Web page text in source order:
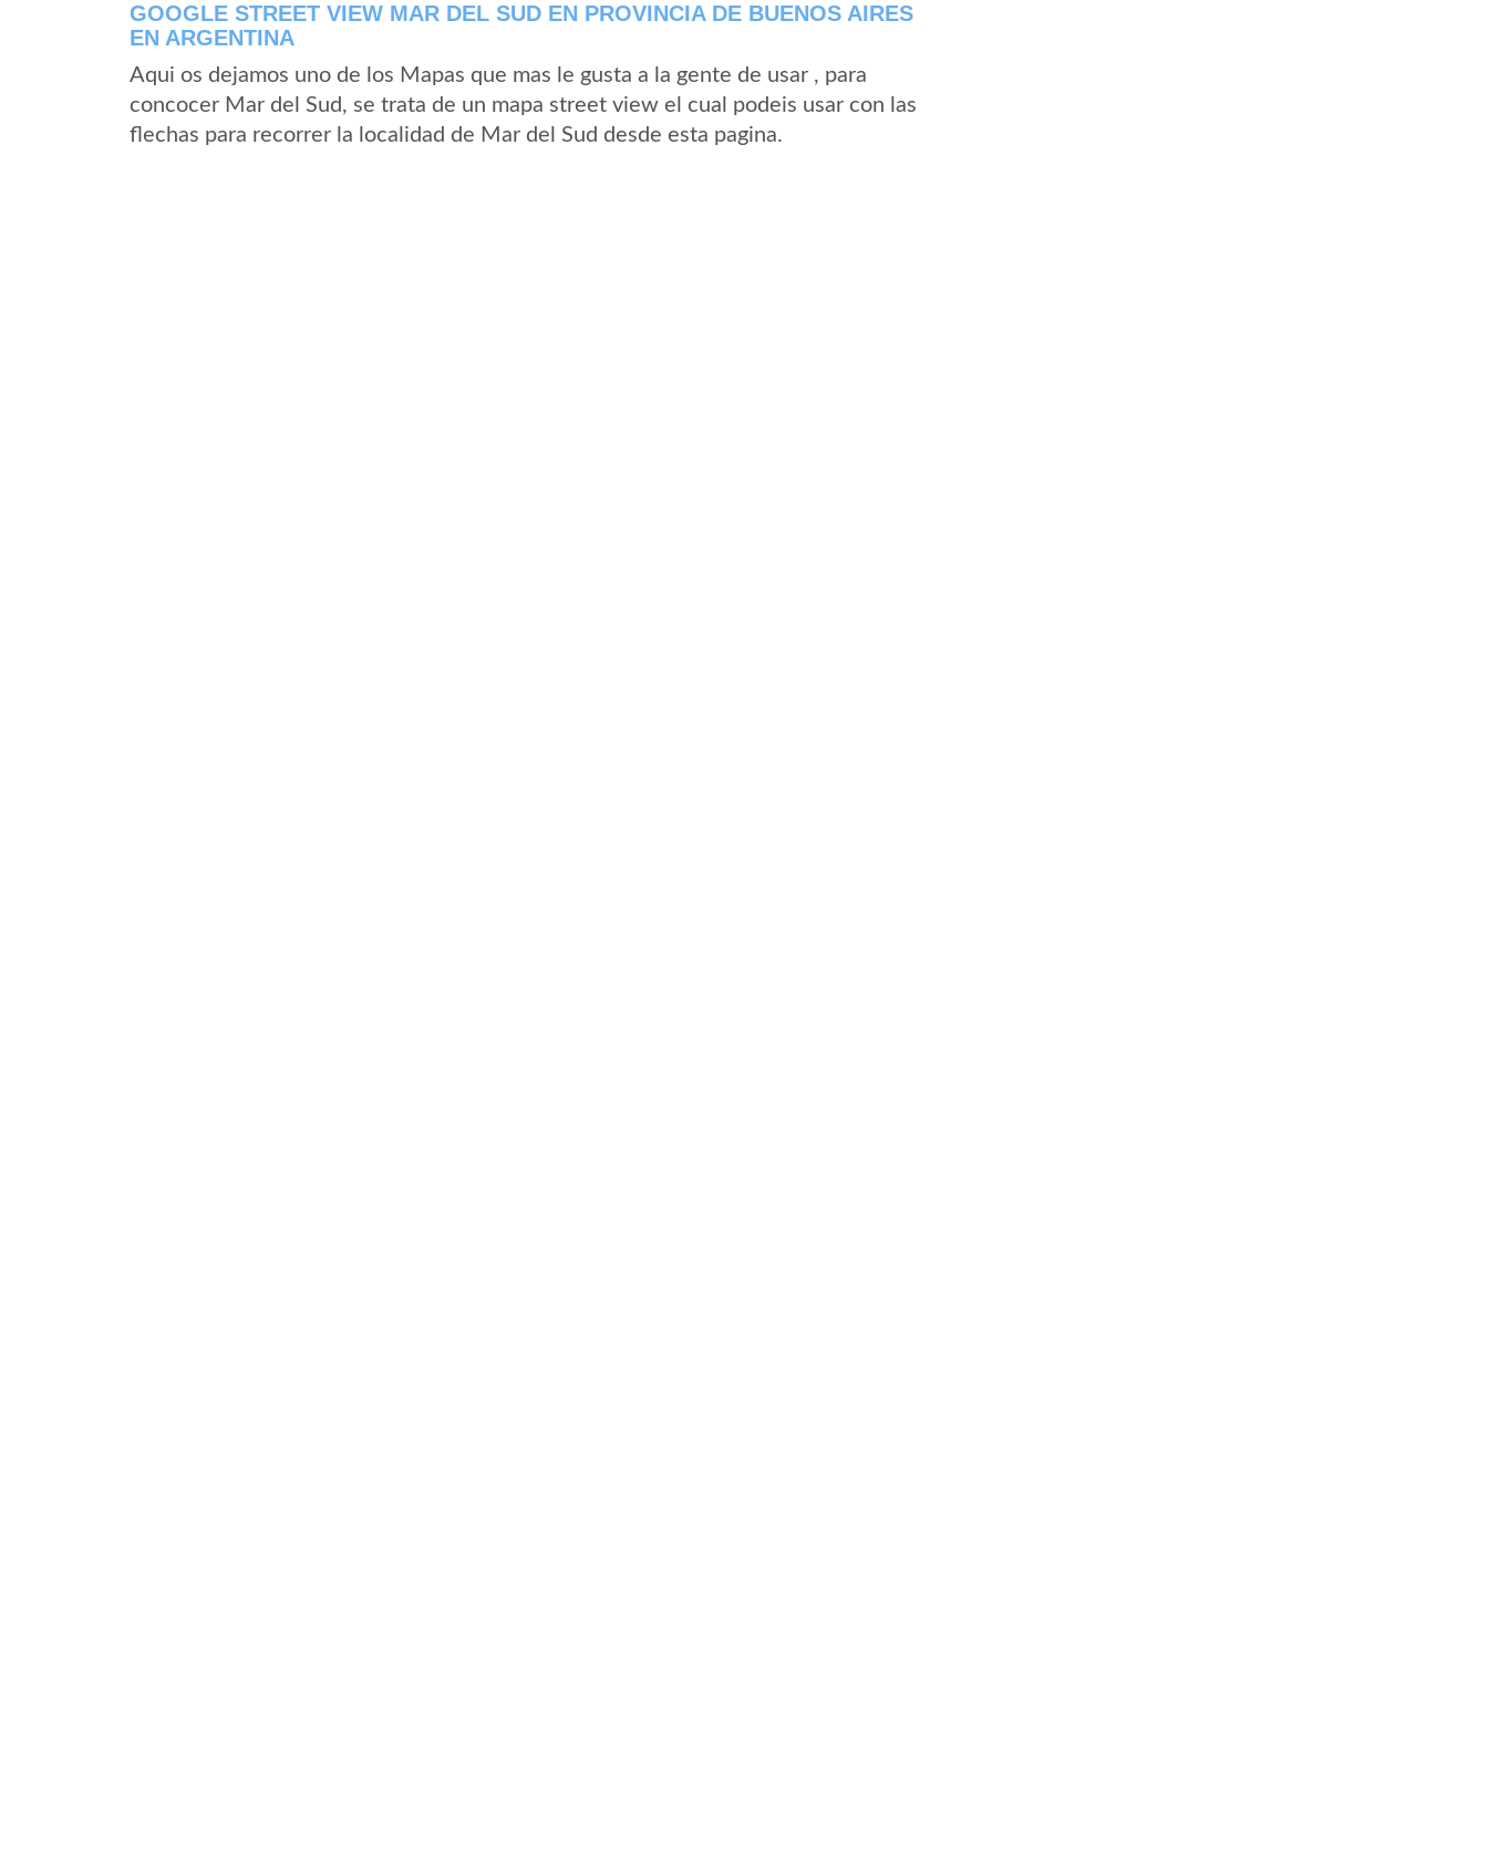
GOOGLE STREET VIEW MAR DEL SUD EN PROVINCIA DE BUENOS AIRES
EN ARGENTINA
Aqui os dejamos uno de los Mapas que mas le gusta a la gente de usar , para
concocer Mar del Sud, se trata de un mapa street view el cual podeis usar con las
flechas para recorrer la localidad de Mar del Sud desde esta pagina.